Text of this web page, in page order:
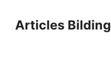
contentArticles Bilding